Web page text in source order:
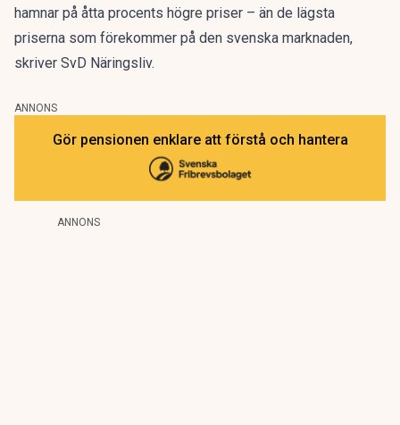
hamnar på åtta procents högre priser – än de lägsta
priserna som förekommer på den svenska marknaden,
skriver SvD Näringsliv.
ANNONS
Gör pensionen enklare att förstå och hantera
ANNONS